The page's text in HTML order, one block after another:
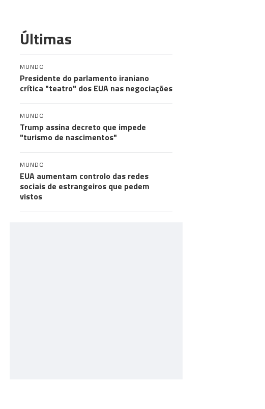
Últimas
MUNDO
Presidente do parlamento iraniano
crítica "teatro" dos EUA nas negociações
MUNDO
Trump assina decreto que impede
"turismo de nascimentos"
MUNDO
EUA aumentam controlo das redes
sociais de estrangeiros que pedem
vistos